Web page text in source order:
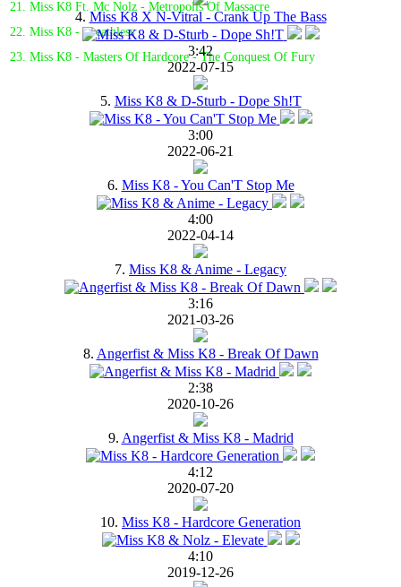
21. Miss K8 Ft. Mc Nolz - Metropolis Of Massacre
22. Miss K8 - Breathless
23. Miss K8 - Masters Of Hardcore - The Conquest Of Fury
4. Miss K8 X N-Vitral - Crank Up The Bass
3:42
2022-07-15
5. Miss K8 & D-Sturb - Dope Sh!T
3:00
2022-06-21
6. Miss K8 - You Can'T Stop Me
4:00
2022-04-14
7. Miss K8 & Anime - Legacy
3:16
2021-03-26
8. Angerfist & Miss K8 - Break Of Dawn
2:38
2020-10-26
9. Angerfist & Miss K8 - Madrid
4:12
2020-07-20
10. Miss K8 - Hardcore Generation
4:10
2019-12-26